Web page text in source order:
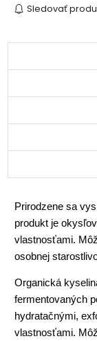
Sledovať
Prirodzene sa
produkt je
vlastnosťami.
osobnej
Organická
fermentovaných
hydratačnými,
vlastnosťami.